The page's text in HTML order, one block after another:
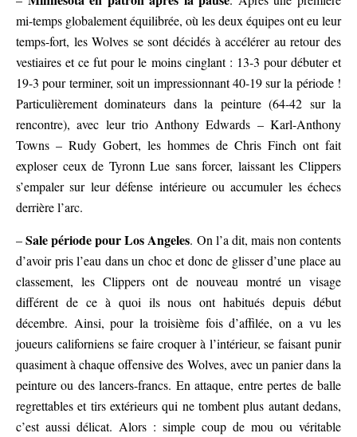
mi-temps globalement équilibrée, où les deux équipes ont eu leur
temps-fort, les Wolves se sont décidés à accélérer au retour des
vestiaires et ce fut pour le moins cinglant : 13-3 pour débuter et
19-3 pour terminer, soit un impressionnant 40-19 sur la période !
Particulièrement dominateurs dans la peinture (64-42 sur la
rencontre), avec leur trio Anthony Edwards – Karl-Anthony
Towns – Rudy Gobert, les hommes de Chris Finch ont fait
exploser ceux de Tyronn Lue sans forcer, laissant les Clippers
s’empaler sur leur défense intérieure ou accumuler les échecs
derrière l’arc.
–Sale période pour Los Angeles. On l’a dit, mais non contents
d’avoir pris l’eau dans un choc et donc de glisser d’une place au
classement, les Clippers ont de nouveau montré un visage
différent de ce à quoi ils nous ont habitués depuis début
décembre. Ainsi, pour la troisième fois d’affilée, on a vu les
joueurs californiens se faire croquer à l’intérieur, se faisant punir
quasiment à chaque offensive des Wolves, avec un panier dans la
peinture ou des lancers-francs. En attaque, entre pertes de balle
regrettables et tirs extérieurs qui ne tombent plus autant dedans,
c’est aussi délicat. Alors : simple coup de mou ou véritable